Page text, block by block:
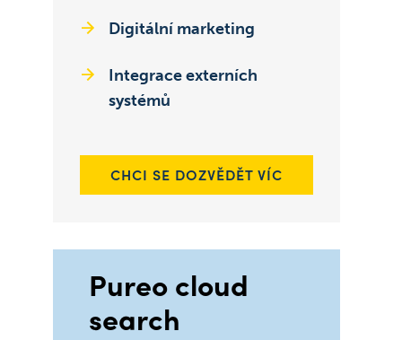
Digitální marketing
Integrace externích
systémů
CHCI SE DOZVĚDĚT VÍC
Pureo cloud
search